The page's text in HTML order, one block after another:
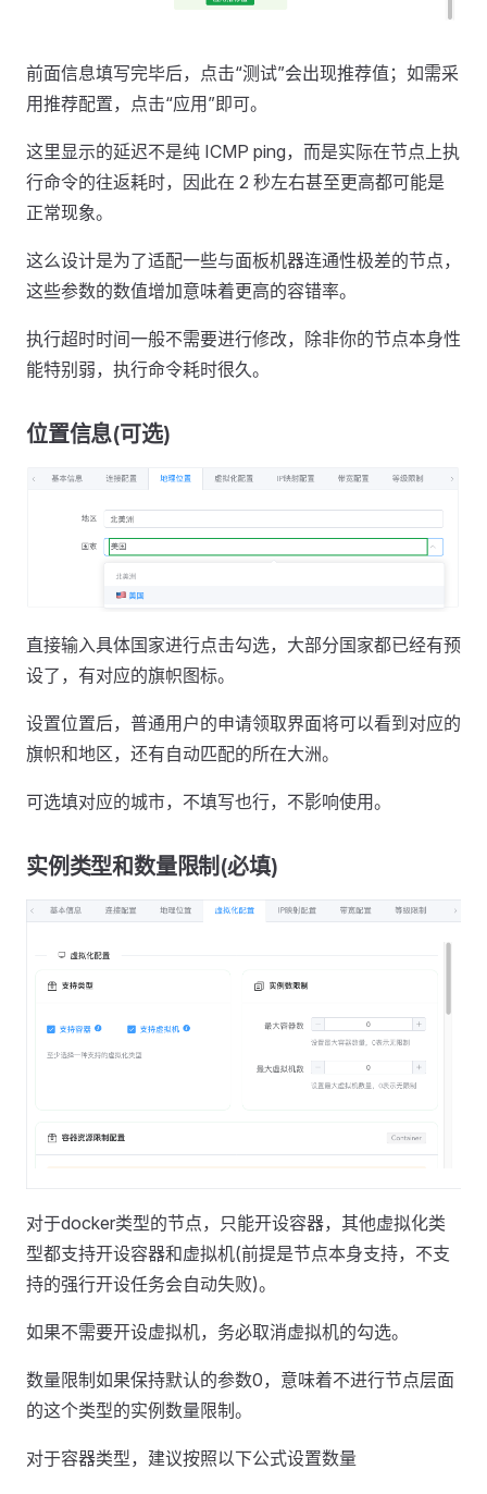
前面信息填写完毕后，点击“测试”会出现推荐值；如需采
用推荐配置，点击“应用”即可。
这里显示的延迟不是纯 ICMP ping，而是实际在节点上执
行命令的往返耗时，因此在 2 秒左右甚至更高都可能是
正常现象。
这么设计是为了适配一些与面板机器连通性极差的节点，
这些参数的数值增加意味着更高的容错率。
执行超时时间一般不需要进行修改，除非你的节点本身性
能特别弱，执行命令耗时很久。
位置信息(可选)
直接输入具体国家进行点击勾选，大部分国家都已经有预
设了，有对应的旗帜图标。
设置位置后，普通用户的申请领取界面将可以看到对应的
旗帜和地区，还有自动匹配的所在大洲。
可选填对应的城市，不填写也行，不影响使用。
实例类型和数量限制(必填)
对于docker类型的节点，只能开设容器，其他虚拟化类
型都支持开设容器和虚拟机(前提是节点本身支持，不支
持的强行开设任务会自动失败)。
如果不需要开设虚拟机，务必取消虚拟机的勾选。
数量限制如果保持默认的参数0，意味着不进行节点层面
的这个类型的实例数量限制。
对于容器类型，建议按照以下公式设置数量